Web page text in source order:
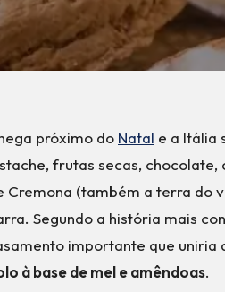
próximo do Natal e a Itália
frutas secas,
Cremona (também a terra do
Segundo a história mais
importante que uniria
à base de mel e amêndoas.